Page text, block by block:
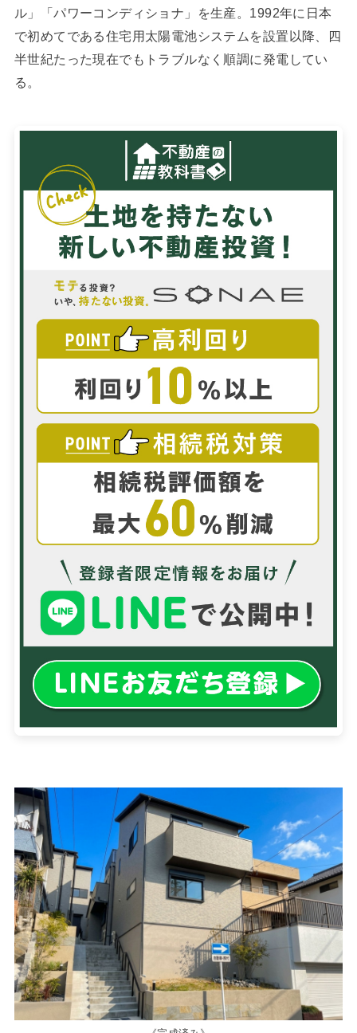
ル」「パワーコンディショナ」を生産。1992年に日本
で初めてである住宅用太陽電池システムを設置以降、四
半世紀たった現在でもトラブルなく順調に発電してい
る。